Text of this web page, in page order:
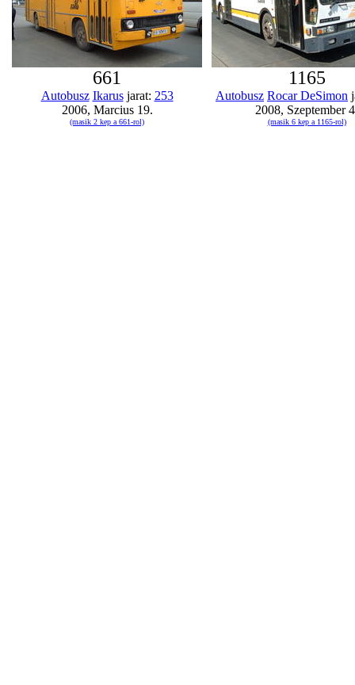
661
Autobusz Ikarusjarat: 253
2006, Marcius 19.
(masik 2 kep a 661-rol)
1165
Autobusz Rocar DeSimon
2008, Szeptember
(masik 6 kep a 1165-rol)